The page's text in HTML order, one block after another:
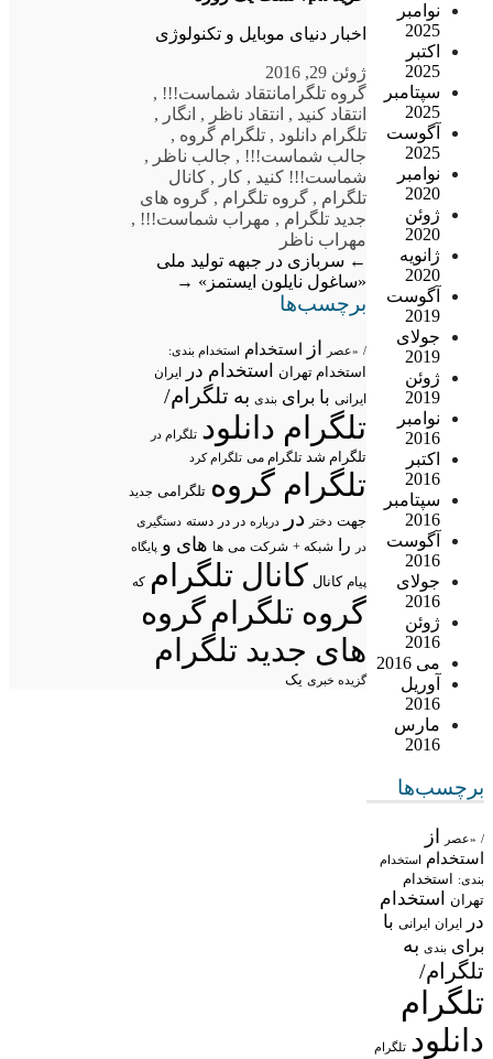
نوامبر
2025
اکتبر
2025
سپتامبر
2025
آگوست
2025
نوامبر
2020
ژوئن
2020
ژانویه
2020
آگوست
2019
جولای
2019
ژوئن
2019
نوامبر
2016
اکتبر
2016
سپتامبر
2016
آگوست
2016
جولای
2016
ژوئن
2016
می 2016
آوریل
2016
مارس
2016
برچسب‌ها
/ «عصر از
استخدام استخدام
بندی: استخدام
تهران
استخدام
در
ایران ایرانی با
برای بندی به
تلگرام/
تلگرام
دانلود تلگرام
اخبار دنیای موبایل و تکنولوژی
ژوئن 29, 2016
گروه تلگرامانتقاد شماست!!! ,
انتقاد کنید , انتقاد ناظر , انگار ,
تلگرام دانلود , تلگرام گروه ,
جالب شماست!!! , جالب ناظر ,
شماست!!! کنید , کار , کانال
تلگرام , گروه تلگرام , گروه های
جدید تلگرام , مهراب شماست!!! ,
مهراب ناظر
← سربازی در جبهه تولید ملی
«ساغول نایلون ایستمز» →
برچسب‌ها
/ «عصر از استخدام استخدام بندی:
استخدام تهران استخدام در ایران
ایرانی با برای بندی به تلگرام/
تلگرام دانلود تلگرام در
تلگرام شد تلگرام می تلگرام کرد
تلگرام گروه تلگرامی جدید
جهت دختر در درباره در در دسته دستگیری
در
را شبکه + شرکت می ها های و پایگاه
پیام کانال کانال تلگرام که
گروه تلگرامگروه
های جدید تلگرام
گزیده خبری یک